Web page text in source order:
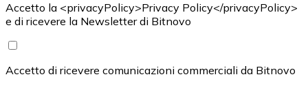
Accetto la <privacyPolicy>Privacy Policy</privacyPolicy>
e di ricevere la Newsletter di Bitnovo
Accetto di ricevere comunicazioni commerciali da Bitnovo